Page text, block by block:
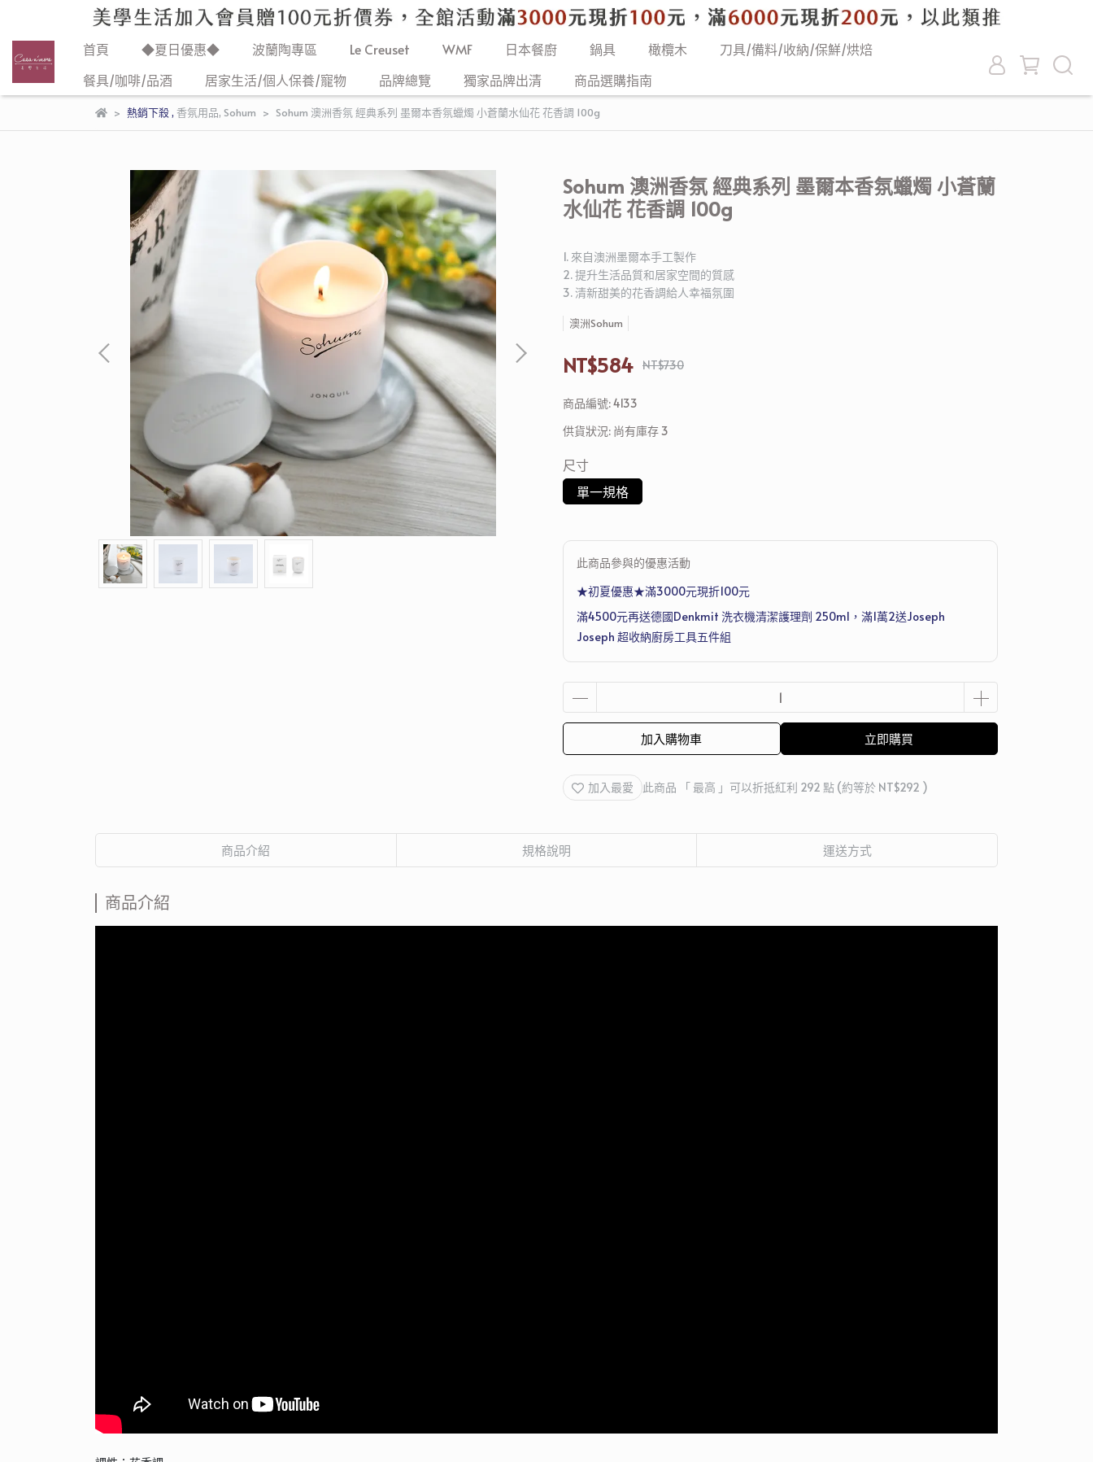
首頁 ◆夏日優惠◆ 波蘭陶專區 Le Creuset WMF 日本餐廚 鍋具 橄欖木
刀具/備料/收納/保鮮/烘焙
餐具/咖啡/品酒
居家生活/個人保養/寵物 品牌總覽 獨家品牌出清 商品選購指南
熱銷下殺, 香氛用品, Sohum Sohum 澳洲香氛 經典系列 墨爾本香氛蠟燭 小蒼蘭水仙花 花香調 100g
Sohum 澳洲香氛 經典系列 墨爾本香氛蠟燭 小蒼蘭
水仙花 花香調 100g
1. 來自澳洲墨爾本手工製作
2. 提升生活品質和居家空間的質感
3. 清新甜美的花香調給人幸福氛圍
澳洲Sohum
NT$584 NT$730
商品編號:4133
供貨狀況: 尚有庫存 3
尺寸
單一規格
此商品參與的優惠活動
★初夏優惠★滿3000元現折100元
滿4500元再送德國Denkmit 洗衣機清潔護理劑 250ml，滿1萬2送Joseph
Joseph 超收納廚房工具五件組
加入購物車 立即購買
加入最愛 此商品 「 最高 」可以折抵紅利 292 點 (約等於 NT$292 )
商品介紹 規格說明 運送方式
商品介紹